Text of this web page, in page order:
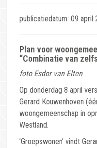
publicatiedatum: 09 april
Plan voor
“Combinatie van
foto Esdor van Elten
Op donderdag 8 april
Gerard Kouwenhoven
woongemeenschap in
Westland.
’Groepswonen’ vindt